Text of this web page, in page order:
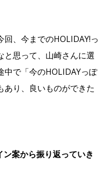
、今までのHOLIDAY!っ
と思って、山崎さんに選
中で「今のHOLIDAYっぽ
あり、良いものができた
案から振り返っていき